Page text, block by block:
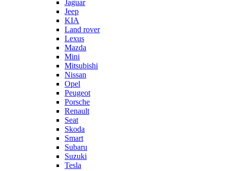
Jaguar
Jeep
KIA
Land rover
Lexus
Mazda
Mini
Mitsubishi
Nissan
Opel
Peugeot
Porsche
Renault
Seat
Skoda
Smart
Subaru
Suzuki
Tesla